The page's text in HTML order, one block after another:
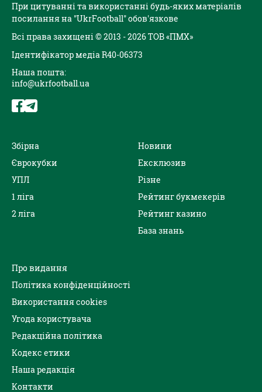
При цитуванні та використанні будь-яких матеріалів
посилання на "UkrFootball" обов'язкове
Всі права захищені © 2013 - 2026 ТОВ «ПМХ»
Ідентифікатор медіа R40-06373
Наша пошта:
info@ukrfootball.ua
Збірна
Єврокубки
УПЛ
1 ліга
2 ліга
Новини
Ексклюзив
Різне
Рейтинг букмекерів
Рейтинг казино
База знань
Про видання
Політика конфіденційності
Використання cookies
Угода користувача
Редакційна політика
Кодекс етики
Наша редакція
Контакти